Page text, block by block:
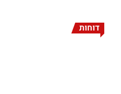
דוחות